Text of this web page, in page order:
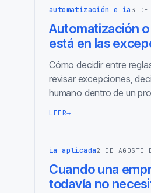
automatización e ia 3 DE
Automatización
está en las
Cómo decidir entre
revisar excepciones,
humano dentro de un
LEER→
ia aplicada2 DE AGOSTO
Cuando una
todavía no